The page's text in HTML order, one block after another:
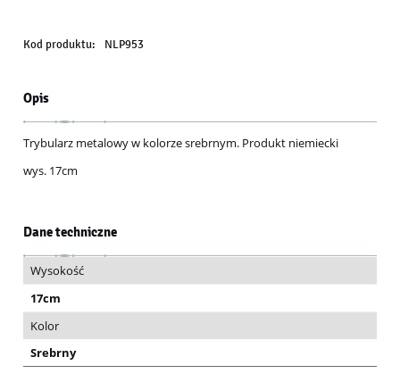
Kod produktu: NLP953
Opis
Trybularz metalowy w kolorze srebrnym. Produkt niemiecki
wys. 17cm
Dane techniczne
Wysokość
17cm
Kolor
Srebrny